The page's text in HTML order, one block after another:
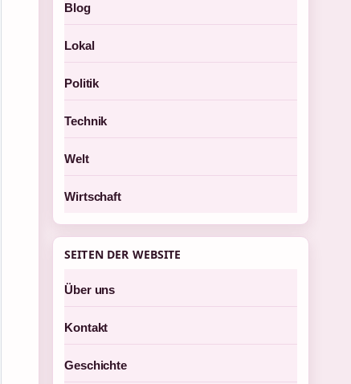
Blog
Lokal
Politik
Technik
Welt
Wirtschaft
SEITEN DER WEBSITE
Über uns
Kontakt
Geschichte